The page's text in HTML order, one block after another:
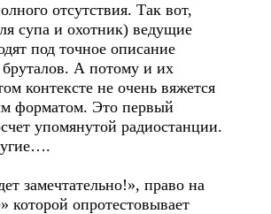
отсутствия. Так вот,
супа и охотник) ведущие
под точное описание
бруталов. А потому и их
контексте не очень вяжется
форматом. Это первый
упомянутой радиостанции.
замечтательно!», право на
которой опротестовывает